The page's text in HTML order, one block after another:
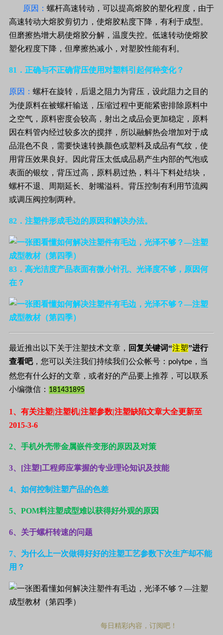
原因： 螺杆高速转动，可以提高熔胶的塑化程度，由于
高速转动大熔胶剪切力，使熔胶粘度下降，有利于成型。
但磨擦热增大易使熔胶分解，温度失控。低速转动使熔胶
塑化程度下降，但摩擦热减小，对塑胶性能有利。
81 ．正确与不正确背压使用对塑料引起何种变化？
原因： 螺杆在旋转，后退之阻力为背压，设此阻力之目的
为使原料在被螺杆输送，压缩过程中更能紧密排除原料中
之空气，原料密度会较高，射出之成品会更加稳定，原料
因在料管内经过较多次的搅拌，所以融解热会增加对于成
品混色不良，需要快速转换颜色或塑料及成品有气纹，使
用背压效果良好。因此背压太低成品易产生内部的气泡或
表面的银纹，背压过高，原料易过热，料斗下料处结块，
螺杆不退、周期延长、射嘴溢科。背压控制有利用节流阀
或调压阀控制两种。
82 ．注塑件形成毛边的原因和解决办法。
83 ．高光洁度产品表面有微小针孔、光泽度不够，原因何
在？
最近推出以下关于注塑技术文章， 回复关键词“注塑”进行
查看吧，您可以关注我们持续我们公众帐号： polytpe ，当
然您有什么好的文章，或者好的产品要上推荐，可以联系
小编微信： 181431895
1、有关注塑|注塑机|注塑参数|注塑缺陷文章大全更新至
2015-3-6
2、手机外壳带金属嵌件变形的原因及对策
3、[注塑]工程师应掌握的专业理论知识及技能
4、如何控制注塑产品的色差
5、POM料注塑成型难以获得好外观的原因
6、关于螺杆转速的问题
7、为什么上一次做得好好的注塑工艺参数下次生产却不能
用？
每日精彩内容，订阅吧！